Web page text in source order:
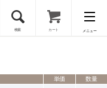
検索 カート メニュー
単価 数量